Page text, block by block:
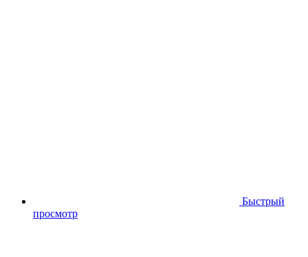
Быстрый
просмотр